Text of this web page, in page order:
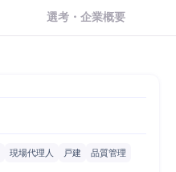
選考・企業概要
現場代理人 戸建
品質管理